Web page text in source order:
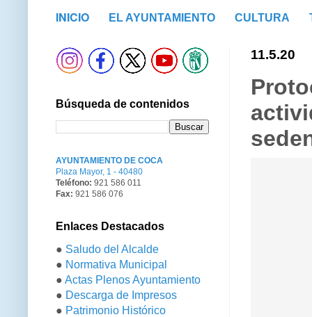
INICIO EL AYUNTAMIENTO CULTURA
11.5.20
Búsqueda de contenidos
AYUNTAMIENTO DE COCA
Plaza Mayor, 1 - 40480
Teléfono: 921 586 011
Fax: 921 586 076
Enlaces Destacados
● Saludo del Alcalde
● Normativa Municipal
● Actas Plenos Ayuntamiento
● Descarga de Impresos
● Patrimonio Histórico